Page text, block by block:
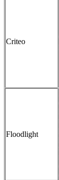
Criteo
Floodlight